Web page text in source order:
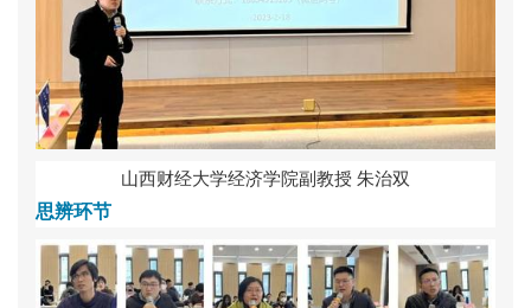
山西财经大学经济学院副教授朱治双
思辨环节